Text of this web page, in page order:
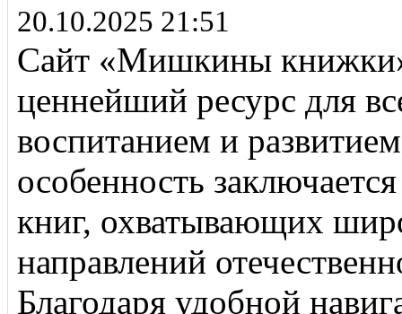
20.10.2025 21:51
Сайт «Мишкины книжки»
ценнейший ресурс для
воспитанием и
особенность
книг, охватывающих
направлений
Благодаря удобной